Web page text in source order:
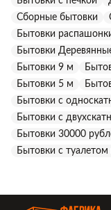
Сборные бытовки
Бытовки
Бытовки
Бытовки 9 м
Бытовки 5 м
Бытовки с
Бытовки с
Бытовки 30000
Бытовки с